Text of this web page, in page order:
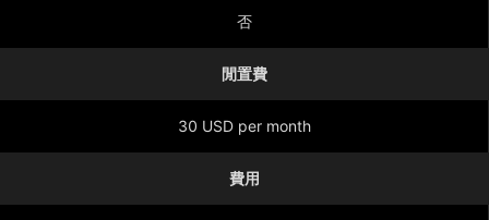
否
閒置費
30 USD per month
費用